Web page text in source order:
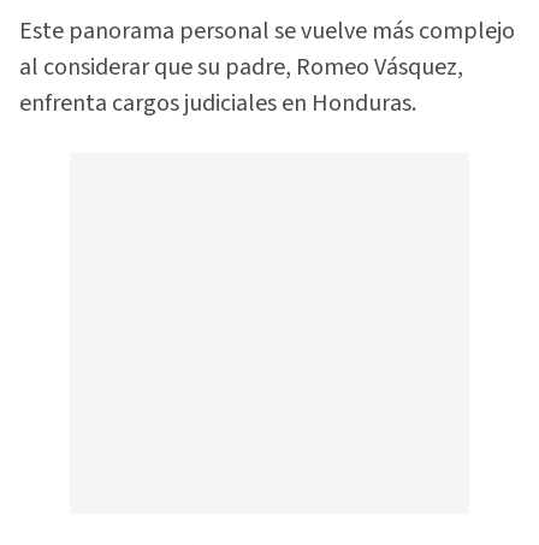
Este panorama personal se vuelve más complejo
al considerar que su padre, Romeo Vásquez,
enfrenta cargos judiciales en Honduras.